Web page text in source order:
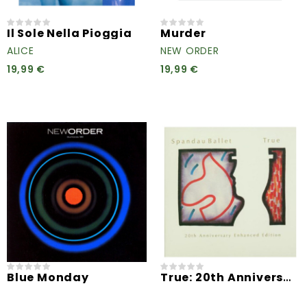
Il Sole Nella Pioggia
ALICE
19,99 €
Murder
NEW ORDER
19,99 €
Blue Monday True: 20th Anniversary...